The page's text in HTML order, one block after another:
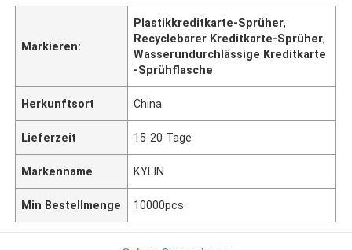
Markieren:
Plastikkreditkarte-Sprüher,
Recyclebarer Kreditkarte-Sprüher,
Wasserundurchlässige Kreditkarte
-Sprühflasche
Herkunftsort China
Lieferzeit 15-20 Tage
Markenname KYLIN
Min Bestellmenge 10000pcs